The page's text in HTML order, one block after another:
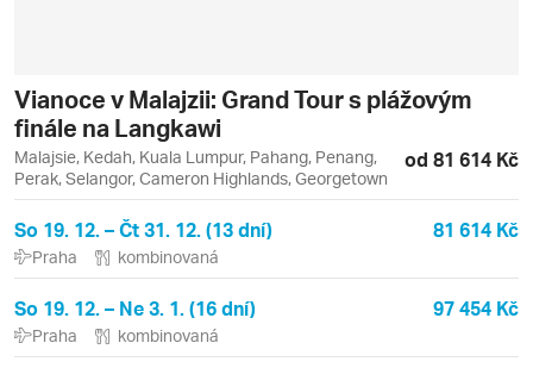
Vianoce v Malajzii: Grand Tour s plážovým
finále na Langkawi
Malajsie, Kedah, Kuala Lumpur, Pahang, Penang,
Perak, Selangor, Cameron Highlands, Georgetown
od 81 614 Kč
So 19. 12. – Čt 31. 12. (13 dní) 81 614 Kč
Praha kombinovaná
So 19. 12. – Ne 3. 1. (16 dní) 97 454 Kč
Praha kombinovaná